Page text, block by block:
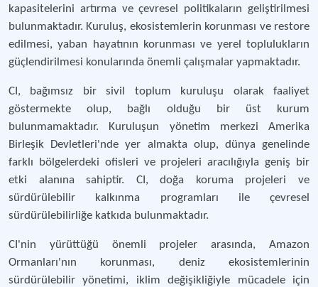
kapasitelerini artırma ve çevresel politikaların geliştirilmesi
bulunmaktadır. Kuruluş, ekosistemlerin korunması ve restore
edilmesi, yaban hayatının korunması ve yerel toplulukların
güçlendirilmesi konularında önemli çalışmalar yapmaktadır.
CI, bağımsız bir sivil toplum kuruluşu olarak faaliyet
göstermekte olup, bağlı olduğu bir üst kurum
bulunmamaktadır. Kuruluşun yönetim merkezi Amerika
Birleşik Devletleri'nde yer almakta olup, dünya genelinde
farklı bölgelerdeki ofisleri ve projeleri aracılığıyla geniş bir
etki alanına sahiptir. CI, doğa koruma projeleri ve
sürdürülebilir kalkınma programları ile çevresel
sürdürülebilirliğe katkıda bulunmaktadır.
CI'nin yürüttüğü önemli projeler arasında, Amazon
Ormanları'nın korunması, deniz ekosistemlerinin
sürdürülebilir yönetimi, iklim değişikliğiyle mücadele için